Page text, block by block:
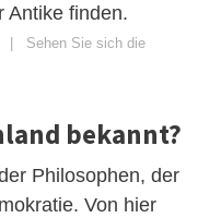
Antike finden.
Sehen Sie sich die
bekannt?
Philosophen, der
Von hier